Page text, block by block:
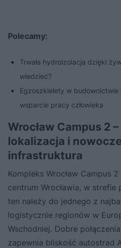
Polecamy:
Trwała hydroizolacja dzięki
wiedzieć?
Egzoszkielety w budownictwie
wsparcie pracy człowieka
Wrocław Campus 2
lokalizacja i
infrastruktura
Kompleks Wrocław Campus
centrum Wrocławia, w strefie
ten należy do jednego z
logistycznie regionów w
Wschodniej. Dobre
zapewnia bliskość autostrad